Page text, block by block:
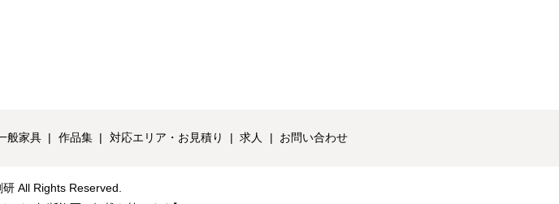
般家具 作品集 対応エリア・お見積り 求人 お問い合わせ
All Rights Reserved.